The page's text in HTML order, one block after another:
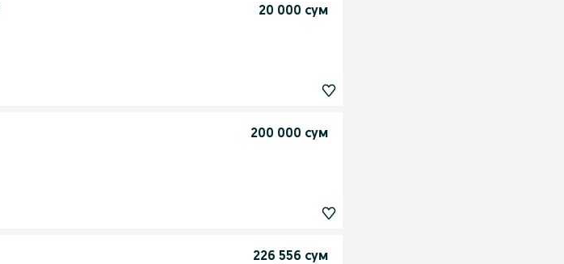
20 000 сум
200 000 сум
226 556 сум